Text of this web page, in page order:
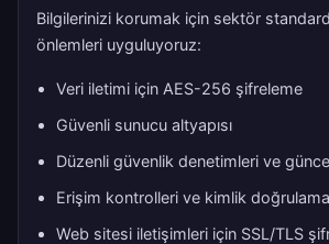
Bilgilerinizi korumak için sektör
önlemleri uyguluyoruz:
Veri iletimi için AES-256 şifreleme
Güvenli sunucu altyapısı
Düzenli güvenlik denetimleri ve
Erişim kontrolleri ve kimlik doğrulama
Web sitesi iletişimleri için SSL/TLS